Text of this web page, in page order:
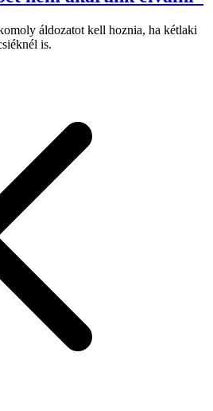
áldozatot kell hoznia, ha kétlaki
is.